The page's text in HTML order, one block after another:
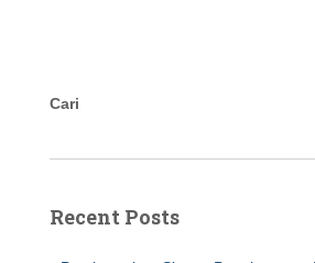
Cari
Recent Posts